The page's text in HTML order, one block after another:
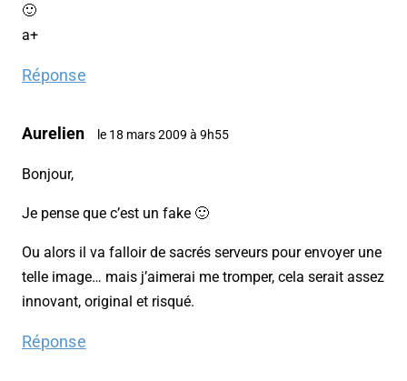
🙂
a+
Réponse
Aurelien le 18 mars 2009 à 9h55
Bonjour,
Je pense que c’est un fake 🙂
Ou alors il va falloir de sacrés serveurs pour envoyer une
telle image… mais j’aimerai me tromper, cela serait assez
innovant, original et risqué.
Réponse